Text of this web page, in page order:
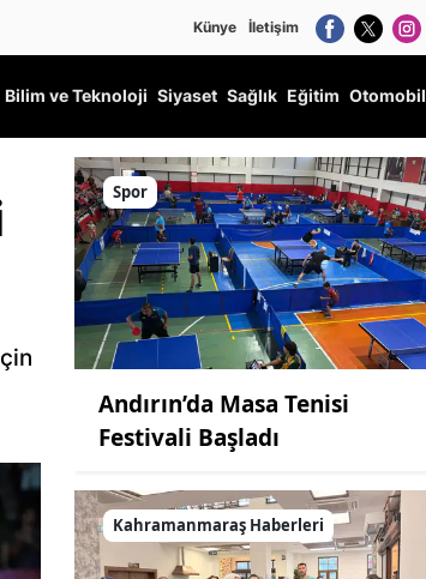
Künye İletişim
Bilim ve Teknoloji Siyaset Sağlık Eğitim Otomobil
Spor
Andırın’da Masa Tenisi
Festivali Başladı
Kahramanmaraş Haberleri